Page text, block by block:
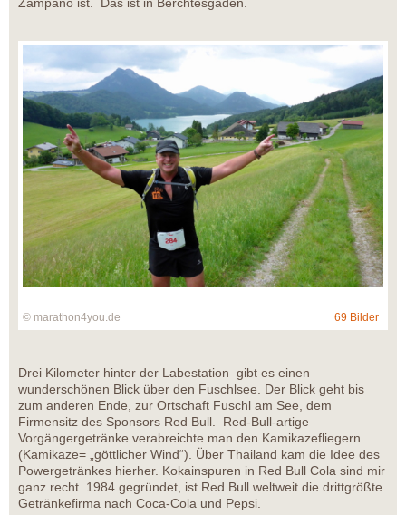
Zampano ist. Das ist in Berchtesgaden.
© marathon4you.de 69 Bilder
Drei Kilometer hinter der Labestation gibt es einen
wunderschönen Blick über den Fuschlsee. Der Blick geht bis
zum anderen Ende, zur Ortschaft Fuschl am See, dem
Firmensitz des Sponsors Red Bull. Red-Bull-artige
Vorgängergetränke verabreichte man den Kamikazefliegern
(Kamikaze= „göttlicher Wind“). Über Thailand kam die Idee des
Powergetränkes hierher. Kokainspuren in Red Bull Cola sind mir
ganz recht. 1984 gegründet, ist Red Bull weltweit die drittgrößte
Getränkefirma nach Coca-Cola und Pepsi.